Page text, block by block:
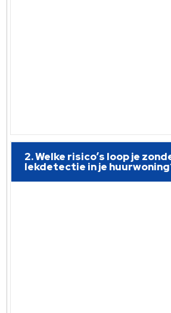
2. Welke risico’s loop je
lekdetectie in je